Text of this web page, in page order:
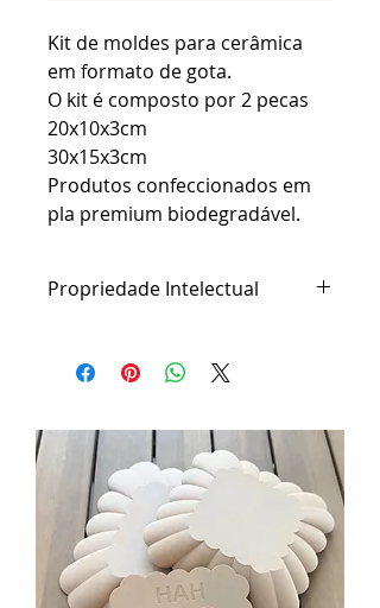
Kit de moldes para cerâmica
em formato de gota.
O kit é composto por 2 pecas
20x10x3cm
30x15x3cm
Produtos confeccionados em
pla premium biodegradável.
Propriedade Intelectual
de um intenso processo de
pesquisa, desenvolvimento,
técnico.
Diversos de nossos moldes,
sistemas construtivos, mecanismos
de encaixe, soluções de
desmoldagem e demais projetos
são desenvolvimentos exclusivos
da HAH Studio, constituindo